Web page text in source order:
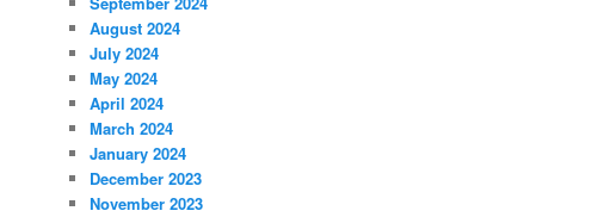
August 2024
July 2024
May 2024
April 2024
March 2024
January 2024
December 2023
November 2023